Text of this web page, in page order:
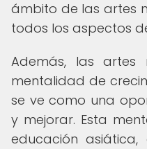
ámbito de las artes
todos los aspectos
Además, las artes
mentalidad de
se ve como una
y mejorar. Esta
educación